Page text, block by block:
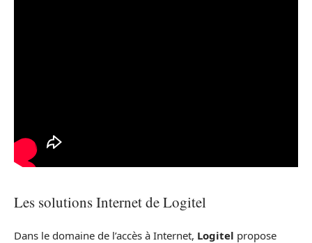
Les solutions Internet de Logitel
Dans le domaine de l’accès à Internet, Logitel propose